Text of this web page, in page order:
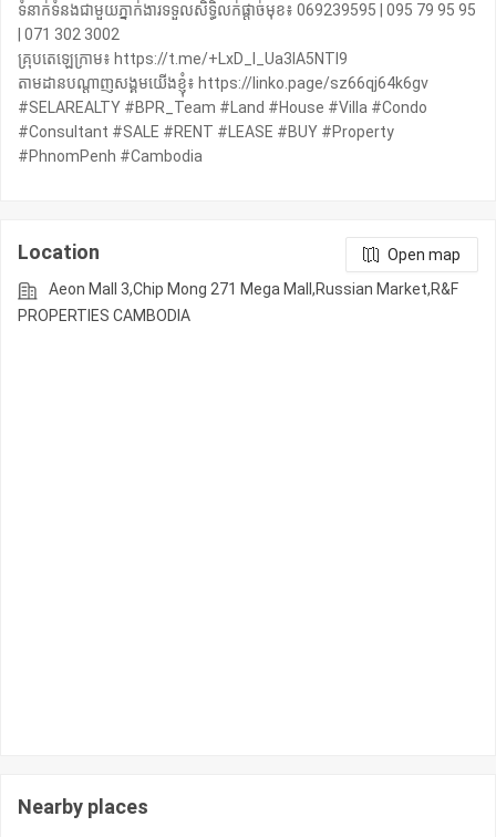
ទំនាក់ទំនងជាមួយភ្នាក់ងារទទួលសិទ្ធិលក់ផ្តាច់មុខ៖ 069239595 | 095 79 95 95
| 071 302 3002
គ្រុបតេឡេក្រាម៖ https://t.me/+LxD_l_Ua3IA5NTI9
តាមដានបណ្តាញសង្គមយើងខ្ញុំ៖ https://linko.page/sz66qj64k6gv
#SELAREALTY #BPR_Team #Land #House #Villa #Condo
#Consultant #SALE #RENT #LEASE #BUY #Property
#PhnomPenh #Cambodia
Location
Open map
Aeon Mall 3,Chip Mong 271 Mega Mall,Russian Market,R&F
PROPERTIES CAMBODIA
Nearby places